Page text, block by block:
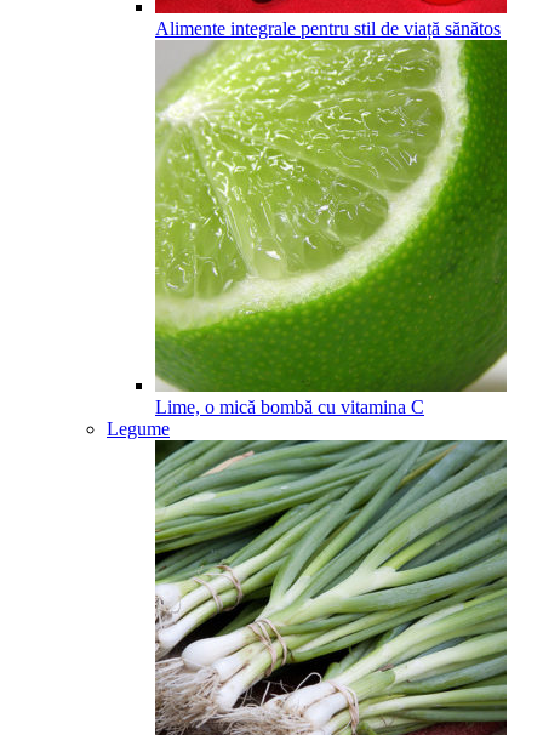
Alimente integrale pentru stil de viață sănătos
Lime, o mică bombă cu vitamina C
Legume